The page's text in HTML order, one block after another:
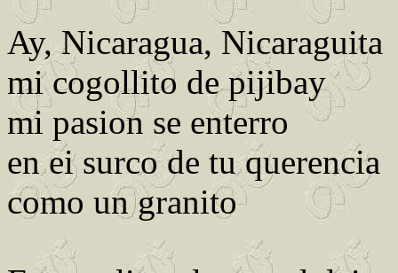
Ay, Nicaragua, Nicaraguita
mi cogollito de pijibay
mi pasion se enterro
en ei surco de tu querencia
como un granito